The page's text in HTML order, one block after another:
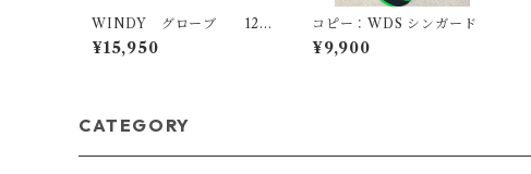
WINDY グローブ 12o
z-14OZ
¥15,950
コピー：WDS シンガード
¥9,900
CATEGORY